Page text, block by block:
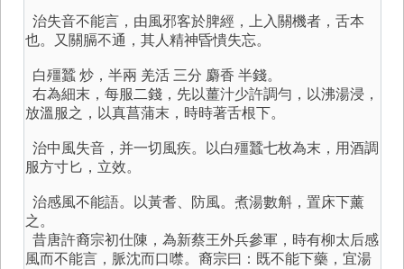
治失音不能言，由風邪客於脾經，上入關機者，舌本
也。又關膈不通，其人精神昏憒失忘。
白殭蠶 炒，半兩 羌活 三分 麝香 半錢。
右為細末，每服二錢，先以薑汁少許調勻，以沸湯浸，
放溫服之，以真菖蒲末，時時著舌根下。
治中風失音，并一切風疾。以白殭蠶七枚為末，用酒調
服方寸匕，立效。
治感風不能語。以黃耆、防風。煮湯數斛，置床下薰
之。
昔唐許裔宗初仕陳，為新蔡王外兵參軍，時有柳太后感
風而不能言，脈沈而口噤。裔宗曰：既不能下藥，宜湯